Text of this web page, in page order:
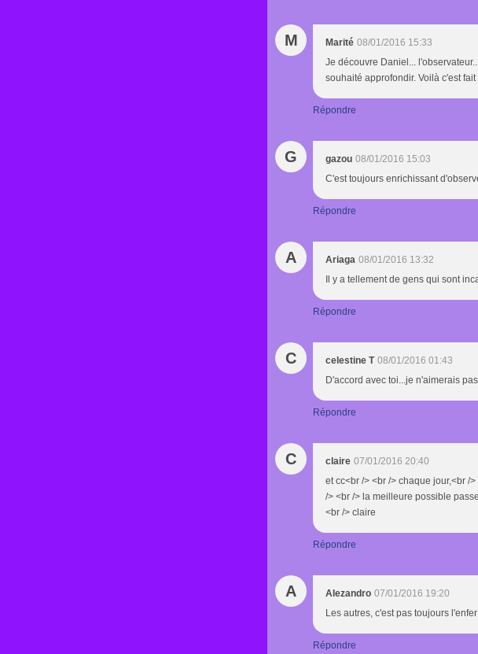
M Marité 08/01/2016 15:33
Je découvre Daniel...
souhaité approfondir. Voilà c'est
Répondre
G gazou 08/01/2016 15:03
C'est toujours enrichissant
Répondre
A Ariaga 08/01/2016 13:32
Il y a tellement de gens qui sont
Répondre
C celestine T 08/01/2016 01:43
D'accord avec toi...je n'aimerais
Répondre
C claire 07/01/2016 20:40
et cc<br /> <br /> chaque jour,<br /
/> <br /> la meilleure possible
<br /> claire
Répondre
A Alezandro 07/01/2016 19:20
Les autres, c'est pas toujours
Répondre